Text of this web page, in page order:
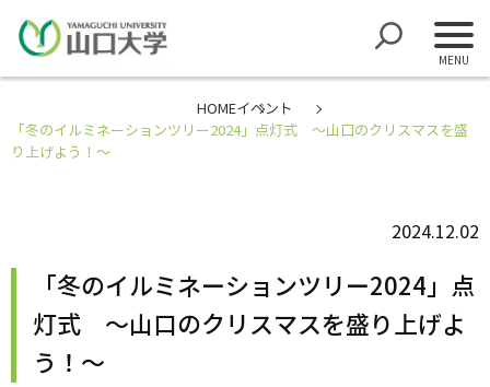
HOMEイベント
「冬のイルミネーションツリー2024」点灯式 ～山口のクリスマスを盛
り上げよう！～
2024.12.02
「冬のイルミネーションツリー2024」点
灯式 ～山口のクリスマスを盛り上げよ
う！～